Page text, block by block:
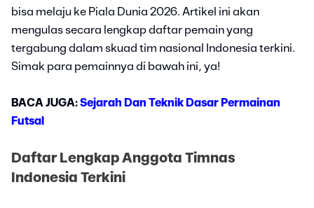
bisa melaju ke Piala Dunia 2026. Artikel ini akan
mengulas secara lengkap daftar pemain yang
tergabung dalam skuad tim nasional Indonesia terkini.
Simak para pemainnya di bawah ini, ya!
BACA JUGA:Sejarah Dan Teknik Dasar Permainan
Futsal
Daftar Lengkap Anggota Timnas
Indonesia Terkini